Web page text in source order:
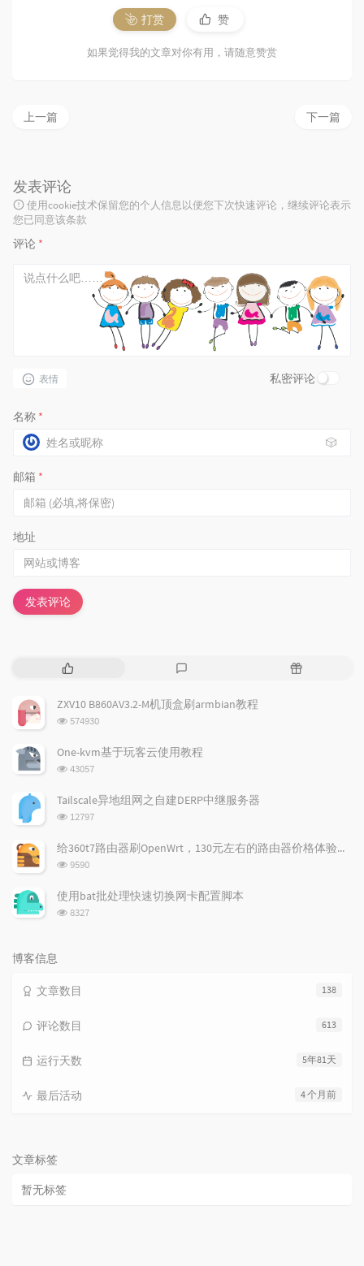
打赏 赞
如果觉得我的文章对你有用，请随意赞赏
下一篇
上一篇
发表评论
使用cookie技术保留您的个人信息以便您下次快速评论，继续评论表示
您已同意该条款
评论 *
表情 私密评论
名称 *
🎲
邮箱 *
地址
发表评论
热
文
章
评
论
随
ZXV10 B860AV3.2-M机顶盒刷armbian教程
浏
次
574930
One-kvm基于玩客云使用教程
浏
次
43057
Tailscale异地组网之自建DERP中继服务器
浏
次
12797
给360t7路由器刷OpenWrt，130元左右的路由器价格体验如何
浏
次
数:
9590
使用bat批处理快速切换网卡配置脚本
浏
8327
博客信息
138
文章数目
613
评论数目
5年81天
运行天数
4 个月前
最后活动
文章标签
暂无标签